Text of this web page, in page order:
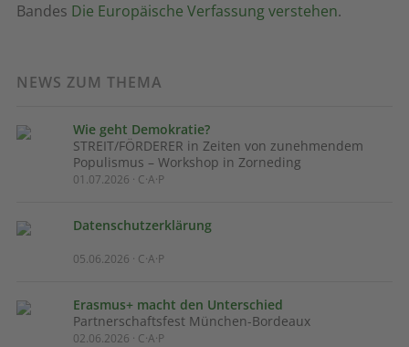
Bandes Die Europäische Verfassung verstehen.
NEWS ZUM THEMA
Wie geht Demokratie?
STREIT/FÖRDERER in Zeiten von zunehmendem
Populismus – Workshop in Zorneding
01.07.2026 · C·A·P
Datenschutzerklärung
05.06.2026 · C·A·P
Erasmus+ macht den Unterschied
Partnerschaftsfest München-Bordeaux
02.06.2026 · C·A·P